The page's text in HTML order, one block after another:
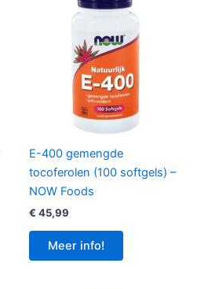
E-400 gemengde
tocoferolen (100 softgels) –
NOW Foods
€ 45,99
Meer info!